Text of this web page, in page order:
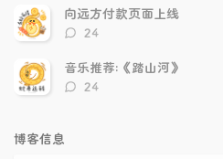
数：
向远方付款页面上线
评
数：
24
音乐推荐:《踏山河》
评
24
博客信息